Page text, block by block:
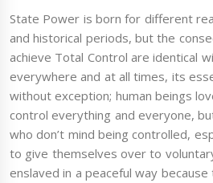
State Power is born for different
and historical periods, but the
achieve Total Control are identical
everywhere and at all times, its
without exception; human beings
control everything and everyone,
who don’t mind being controlled,
to give themselves over to
enslaved in a peaceful way